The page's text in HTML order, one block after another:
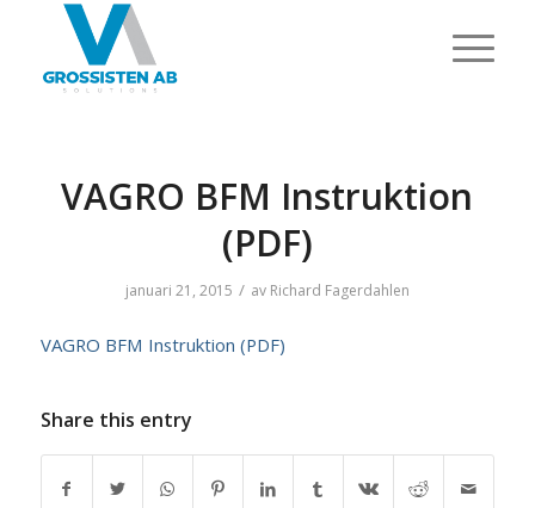
VAGRO BFM Instruktion
(PDF)
januari 21, 2015 / av Richard Fagerdahlen
VAGRO BFM Instruktion (PDF)
Share this entry